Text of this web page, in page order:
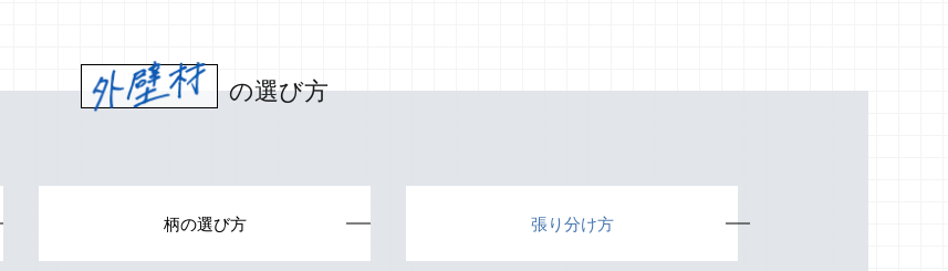
外壁材 の選び方
柄の選び方 張り分け方